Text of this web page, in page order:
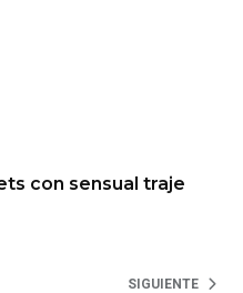
con sensual traje
SIGUIENTE